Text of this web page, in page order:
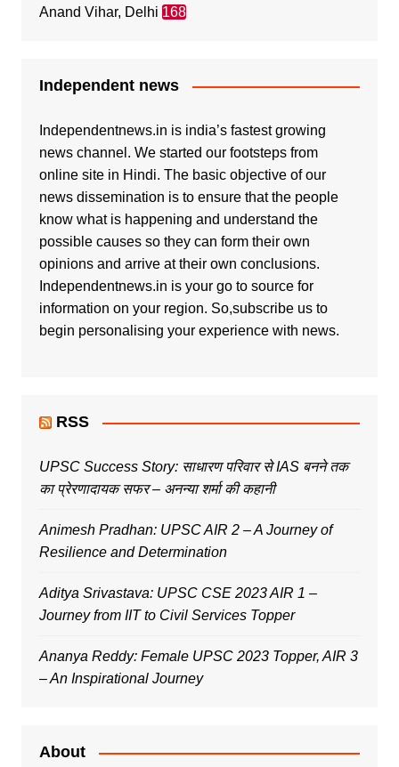
Anand Vihar, Delhi 168
Independent news
Independentnews.in is india’s fastest growing
news channel. We started our footsteps from
online site in Hindi. The basic objective of our
news dissemination is to ensure that the people
know what is happening and understand the
possible causes so they can form their own
opinions and arrive at their own conclusions.
Independentnews.in is your go to source for
information on your region. So,subscribe us to
begin personalising your experience with news.
RSS
UPSC Success Story: साधारण परिवार से IAS बनने तक
का प्रेरणादायक सफर – अनन्या शर्मा की कहानी
Animesh Pradhan: UPSC AIR 2 – A Journey of
Resilience and Determination
Aditya Srivastava: UPSC CSE 2023 AIR 1 –
Journey from IIT to Civil Services Topper
Ananya Reddy: Female UPSC 2023 Topper, AIR 3
– An Inspirational Journey
About